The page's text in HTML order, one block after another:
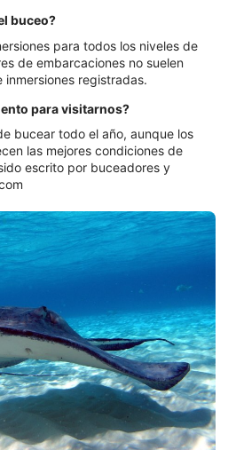
buceo?
para todos los niveles de
de embarcaciones no suelen
inmersiones registradas.
para visitarnos?
bucear todo el año, aunque los
las mejores condiciones de
escrito por buceadores y